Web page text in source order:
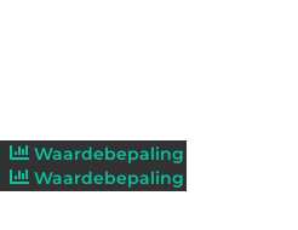
Waardebepaling
Waardebepaling